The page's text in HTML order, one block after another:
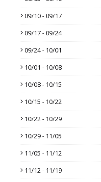
09/10 - 09/17
09/17 - 09/24
09/24 - 10/01
10/01 - 10/08
10/08 - 10/15
10/15 - 10/22
10/22 - 10/29
10/29 - 11/05
11/05 - 11/12
11/12 - 11/19